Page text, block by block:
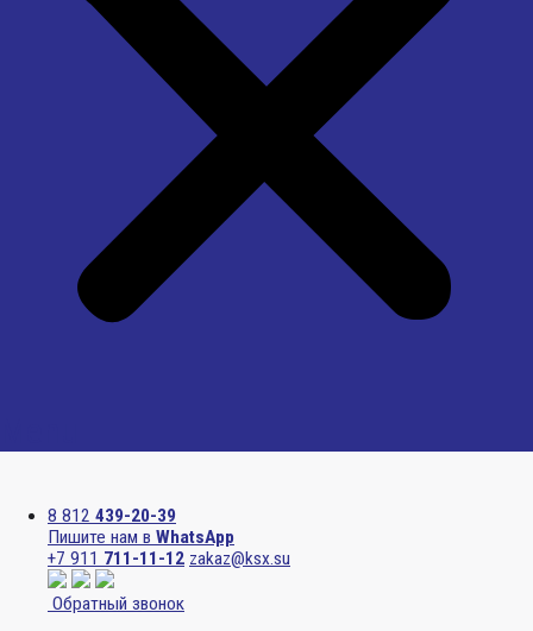
8 812 439-20-39
Пишите нам в WhatsApp
+7 911 711-11-12 zakaz@ksx.su
Обратный звонок